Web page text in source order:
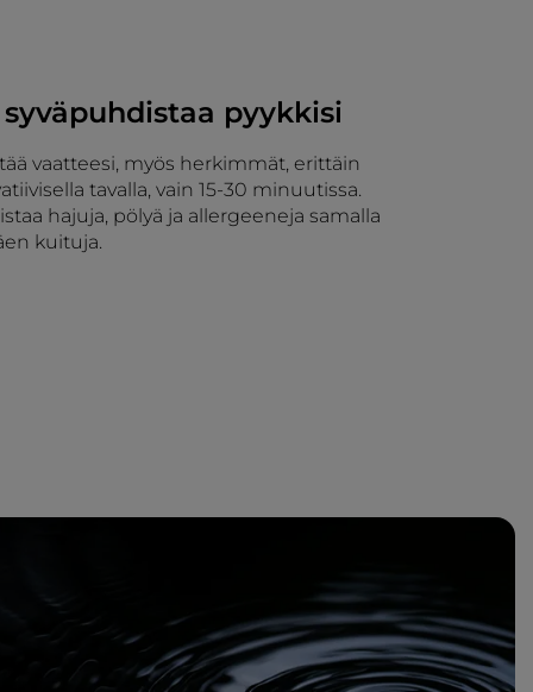
pyykkisi
vaatteesi, myös herkimmät, erittäin
tavalla, vain 15-30 minuutissa.
hajuja, pölyä ja allergeeneja samalla
kuituja.